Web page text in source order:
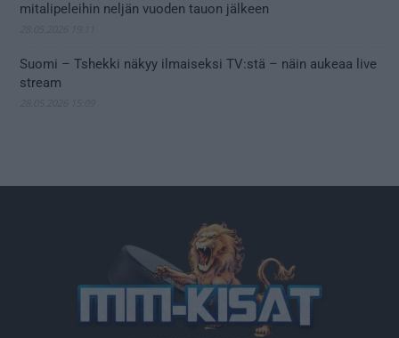
mitalipeleihin neljän vuoden tauon jälkeen
Suomi – Tshekki näkyy ilmaiseksi TV:stä – näin aukeaa live
stream